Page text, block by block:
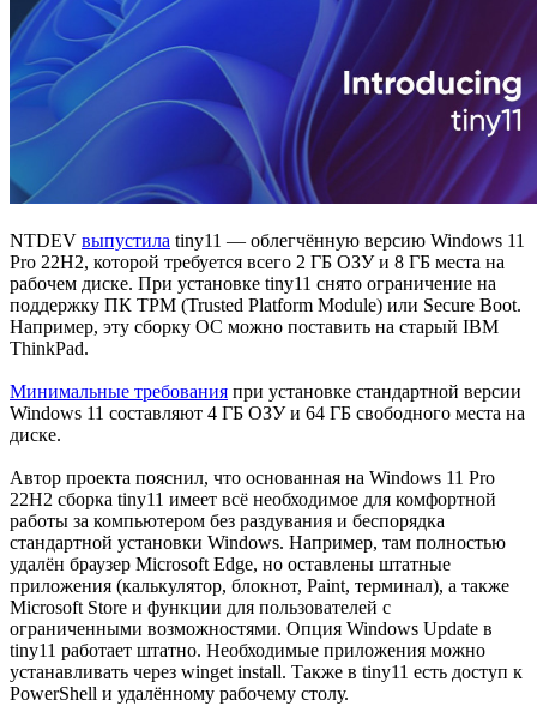
NTDEV выпустила tiny11 — облегчённую версию Windows 11
Pro 22H2, которой требуется всего 2 ГБ ОЗУ и 8 ГБ места на
рабочем диске. При установке tiny11 снято ограничение на
поддержку ПК TPM (Trusted Platform Module) или Secure Boot.
Например, эту сборку ОС можно поставить на старый IBM
ThinkPad.
Минимальные требования при установке стандартной версии
Windows 11 составляют 4 ГБ ОЗУ и 64 ГБ свободного места на
диске.
Автор проекта пояснил, что основанная на Windows 11 Pro
22H2 сборка tiny11 имеет всё необходимое для комфортной
работы за компьютером без раздувания и беспорядка
стандартной установки Windows. Например, там полностью
удалён браузер Microsoft Edge, но оставлены штатные
приложения (калькулятор, блокнот, Paint, терминал), а также
Microsoft Store и функции для пользователей с
ограниченными возможностями. Опция Windows Update в
tiny11 работает штатно. Необходимые приложения можно
устанавливать через winget install. Также в tiny11 есть доступ к
PowerShell и удалённому рабочему столу.